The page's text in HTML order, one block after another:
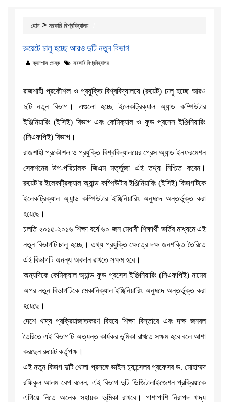
হোম > সরকারি বিশ্ববিদ্যালয়
রুয়েটে চালু হচ্ছে আরও দুটি নতুন বিভাগ
ক্যাম্পাস ডেস্ক সরকারি বিশ্ববিদ্যালয়
রাজশাহী প্রকৌশল ও প্রযুক্তি বিশ্ববিদ্যালয়ে (রুয়েট) চালু হচ্ছে আরও
দুটি নতুন বিভাগ। এগুলো হচ্ছে ইলেকট্রিক্যাল অ্যান্ড কম্পিউটার
ইঞ্জিনিয়ারিং (ইসিই) বিভাগ এবং কেমিক্যাল ও ফুড প্রসেস ইঞ্জিনিয়ারিং
(সিএফপিই) বিভাগ।
রাজশাহী প্রকৌশল ও প্রযুক্তি বিশ্ববিদ্যালয়ের প্রেস অ্যান্ড ইনফরমেশন
সেকশনের উপ-পরিচালক জিএম মর্ত্তুজা এই তথ্য নিশ্চিত করেন।
রুয়েট’র ইলেকট্রিক্যাল অ্যান্ড কম্পিউটার ইঞ্জিনিয়ারিং (ইসিই) বিভাগটিকে
ইলেকট্রিক্যাল অ্যান্ড কম্পিউটার ইঞ্জিনিয়ারিং অনুষদে অন্তর্ভুক্ত করা
হয়েছে।
চলতি ২০১৫-২০১৬ শিক্ষা বর্ষে ৬০ জন মেধাবী শিক্ষার্থী ভর্তির মাধ্যমে এই
নতুন বিভাগটি চালু হচ্ছে। তথ্য প্রযুক্তি ক্ষেত্রে দক্ষ জনশক্তি তৈরিতে
এই বিভাগটি অনন্য অবদান রাখতে সক্ষম হবে।
অন্যদিকে কেমিক্যাল অ্যান্ড ফুড প্রসেস ইঞ্জিনিয়ারিং (সিএফপিই) নামের
অপর নতুন বিভাগটিকে মেকানিক্যাল ইঞ্জিনিয়ারিং অনুষদে অন্তর্ভুক্ত করা
হয়েছে।
দেশে খাদ্য প্রক্রিয়াজাতকরণ বিষয়ে শিক্ষা বিস্তারে এবং দক্ষ জনবল
তৈরিতে এই বিভাগটি অত্যন্ত কার্যকর ভূমিকা রাখতে সক্ষম হবে বলে আশা
করছেন রুয়েট কর্তৃপক্ষ।
এই নতুন বিভাগ দুটি খোলা প্রসঙ্গে ভাইস চ্যান্সেলর প্রফেসর ড. মোহাম্মদ
রফিকুল আলম বেগ বলেন, এই বিভাগ দুটি ডিজিটালাইজেশন প্রক্রিয়াকে
এগিয়ে নিতে অনেক সহায়ক ভূমিকা রাখবে। পাশাপাশি নিরাপদ খাদ্য